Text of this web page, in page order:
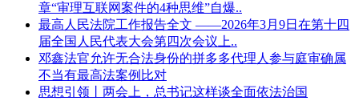
章“审理互联网案件的4种思维”自爆..
最高人民法院工作报告全文 ——2026年3月9日在第十四
届全国人民代表大会第四次会议上..
邓鑫法官允许无合法身份的拼多多代理人参与庭审确属
不当有最高法案例比对
思想引领丨两会上，总书记这样谈全面依法治国